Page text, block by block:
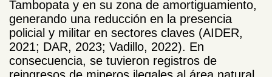
Tambopata y en su zona de amortiguamiento,
generando una reducción en la presencia
policial y militar en sectores claves (AIDER,
2021; DAR, 2023; Vadillo, 2022). En
consecuencia, se tuvieron registros de
reingresos de mineros ilegales al área natural